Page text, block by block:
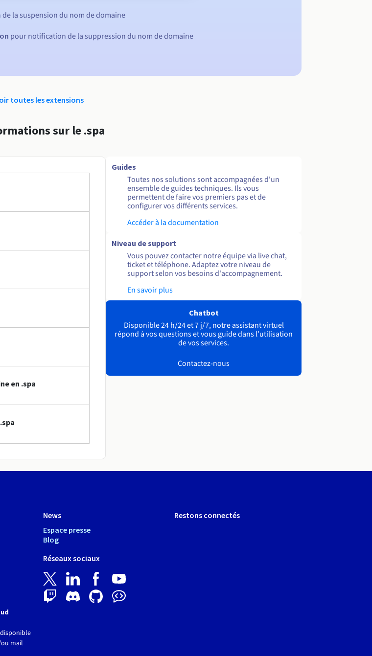
la suspension du nom de domaine
pour notification de la suppression du nom de domaine
toutes les extensions
sur le .spa
en .spa
Guides
Toutes nos solutions sont accompagnées d'un
ensemble de guides techniques. Ils vous
permettent de faire vos premiers pas et de
configurer vos différents services.
Accéder à la documentation
Niveau de support
Vous pouvez contacter notre équipe via live chat,
ticket et téléphone. Adaptez votre niveau de
support selon vos besoins d'accompagnement.
En savoir plus
Chatbot
Disponible 24 h/24 et 7 j/7, notre assistant virtuel
répond à vos questions et vous guide dans l'utilisation
de vos services.
Contactez-nous
disponible
mail
News
Espace presse
Blog
Réseaux sociaux
Restons connectés